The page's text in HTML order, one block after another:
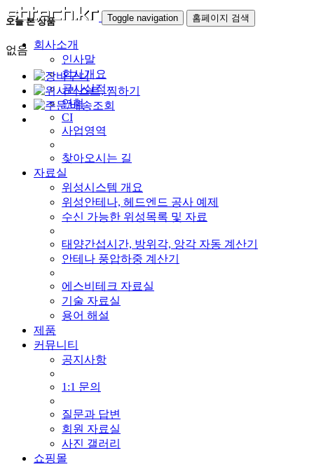
Toggle navigation 홈페이지 검색
회사소개
인사말
회사개요
공사실적
연혁
CI
사업영역
찾아오시는 길
자료실
위성시스템 개요
위성안테나, 헤드엔드 공사 예제
수신 가능한 위성목록 및 자료
태양간섭시간, 방위각, 앙각 자동 계산기
안테나 풍압하중 계산기
에스비테크 자료실
기술 자료실
용어 해설
제품
커뮤니티
공지사항
1:1 문의
질문과 답변
회원 자료실
사진 갤러리
쇼핑몰
오늘 본 상품
없음